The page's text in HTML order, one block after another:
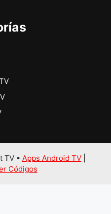
TV • Apps Android TV|
Códigos